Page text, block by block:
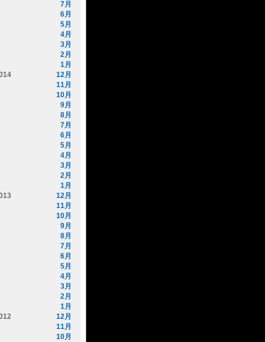
7月
6月
5月
4月
3月
2月
1月
12月
11月
10月
9月
8月
7月
6月
5月
4月
3月
2月
1月
12月
11月
10月
9月
8月
7月
6月
5月
4月
3月
2月
1月
12月
11月
10月